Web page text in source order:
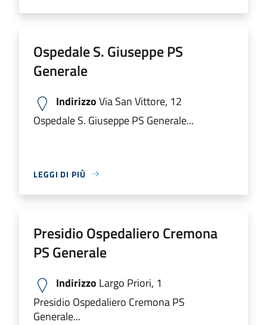
Ospedale S. Giuseppe PS
Generale
IndirizzoVia San Vittore, 12
Ospedale S. Giuseppe PS Generale...
LEGGI DI PIÙ
Presidio Ospedaliero Cremona
PS Generale
Indirizzo Largo Priori, 1
Presidio Ospedaliero Cremona PS
Generale...